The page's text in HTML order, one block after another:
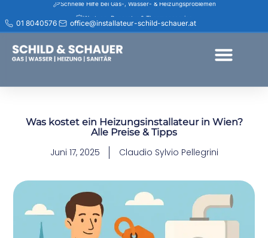
Wartung, Reparatur & Thermenservice
Rasche Hilfe bei Rohrbruch & Abflussverstopfung
Jetzt Termin vereinbaren – 01 8040576
01 8040576 office@installateur-schild-schauer.at
Was kostet ein Heizungsinstallateur in Wien?
Alle Preise & Tipps
Juni 17, 2025 Claudio Sylvio Pellegrini